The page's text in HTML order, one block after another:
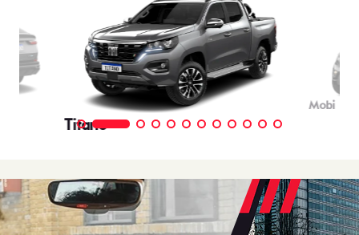
Titano
Mobi